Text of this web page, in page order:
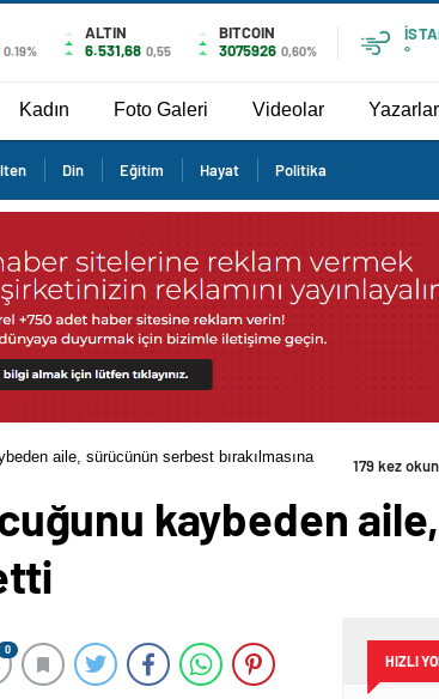
0.19%
ALTIN
6.531,68 0,55
BITCOIN
3075926 0,60%
°
Kadın Foto Galeri Videolar Yazarlar
Din Eğitim Hayat Politika
aile, sürücünün serbest bırakılmasına
179 kez
kaybeden
0
HIZLI